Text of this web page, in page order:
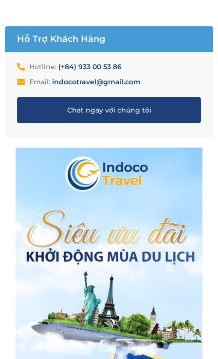
Hỗ Trợ Khách Hàng
Hotline: (+84) 933 00 53 86
Email: indocotravel@gmail.com
Chat ngay với chúng tôi